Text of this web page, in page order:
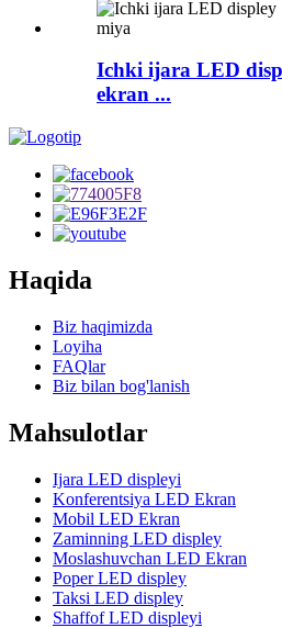
Ichki ijara LED
ekran ...
Haqida
Biz haqimizda
Loyiha
FAQlar
Biz bilan bog'lanish
Mahsulotlar
Ijara LED displeyi
Konferentsiya LED Ekran
Mobil LED Ekran
Zaminning LED displey
Moslashuvchan LED Ekran
Poper LED displey
Taksi LED displey
Shaffof LED displeyi